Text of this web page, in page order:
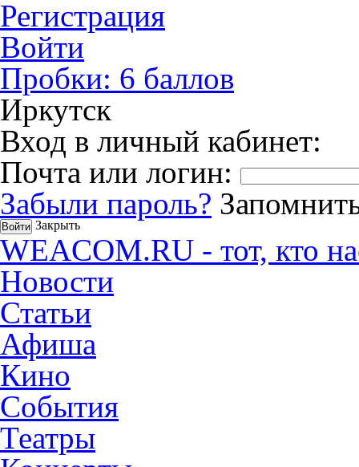
Регистрация
Войти
Пробки: 6 баллов
Иркутск
Вход в личный кабинет:
Почта или логин:
Забыли пароль?
Закрыть
WEACOM.RU - тот, кто
Новости
Статьи
Афиша
Кино
События
Театры